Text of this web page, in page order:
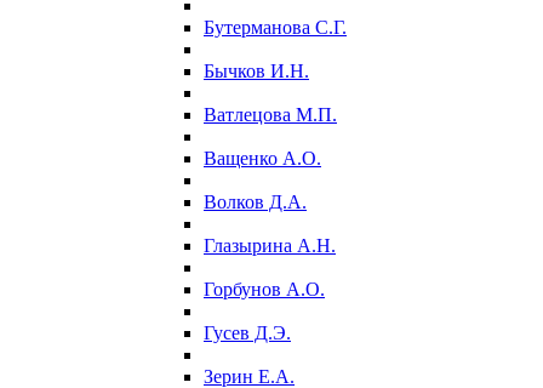
Бутерманова С.Г.
Бычков И.Н.
Ватлецова М.П.
Ващенко А.О.
Волков Д.А.
Глазырина А.Н.
Горбунов А.О.
Гусев Д.Э.
Зерин Е.А.